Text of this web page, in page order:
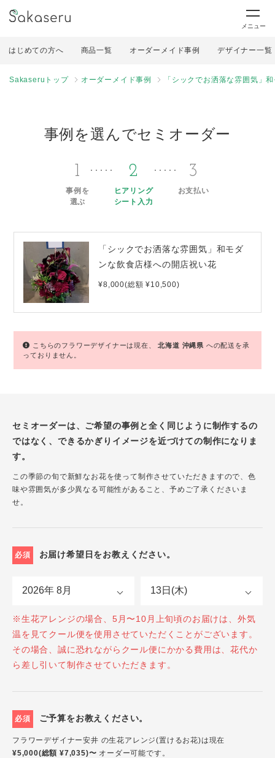
メニュー
はじめての方へ 商品一覧 オーダーメイド事例 デザイナー一覧
Sakaseruトップ オーダーメイド事例 「シックでお洒落な雰囲気」
事例を選んでセミオーダー
1
事例を
選ぶ
2
ヒアリング
シート入力
3
お支払い
「シックでお洒落な雰囲気」和モダ
ンな飲食店様への開店祝い花
¥8,000(総額 ¥10,500)
こちらのフラワーデザイナーは現在、北海道 沖縄県 への配送を承
っておりません。
セミオーダーは、ご希望の事例と全く同じように制作するの
ではなく、できるかぎりイメージを近づけての制作になりま
す。
この季節の旬で新鮮なお花を使って制作させていただきますので、色
味や雰囲気が多少異なる可能性があること、予めご了承くださいま
せ。
必須 お届け希望日をお教えください。
※生花アレンジの場合、5月〜10月上旬頃のお届けは、外気
温を見てクール便を使用させていただくことがございます。
その場合、誠に恐れながらクール便にかかる費用は、花代か
ら差し引いて制作させていただきます。
必須 ご予算をお教えください。
フラワーデザイナー安井 の生花アレンジ(置けるお花)は現在
¥5,000(総額 ¥7,035)〜 オーダー可能です。